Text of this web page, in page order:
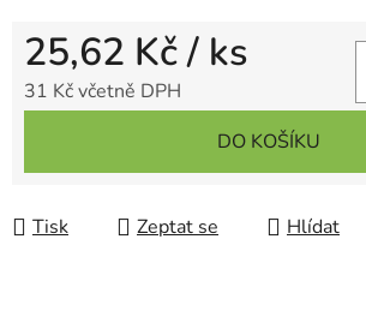
25,62 Kč/ ks
31 Kč včetně DPH
DO KOŠÍKU
Tisk Zeptat se Hlídat